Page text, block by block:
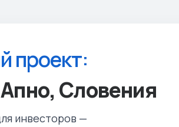
проект:
Словения
инвесторов —